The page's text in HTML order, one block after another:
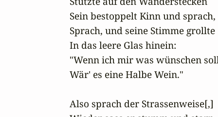
Sein bestoppelt Kinn und sprach,
Sprach, und seine Stimme grollte
In das leere Glas hinein:
"Wenn ich mir was wünschen
Wär' es eine Halbe Wein."
Also sprach der Strassenweise[,]